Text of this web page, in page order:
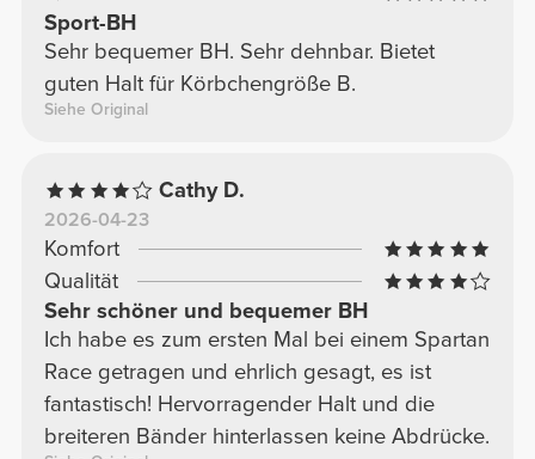
Sport-BH
Sehr bequemer BH. Sehr dehnbar. Bietet
guten Halt für Körbchengröße B.
Siehe Original
Cathy D.
2026-04-23
Komfort
Qualität
Sehr schöner und bequemer BH
Ich habe es zum ersten Mal bei einem Spartan
Race getragen und ehrlich gesagt, es ist
fantastisch! Hervorragender Halt und die
breiteren Bänder hinterlassen keine Abdrücke.